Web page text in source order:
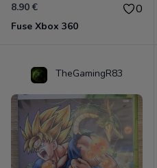
8.90 € 0
Fuse Xbox 360
TheGamingR83